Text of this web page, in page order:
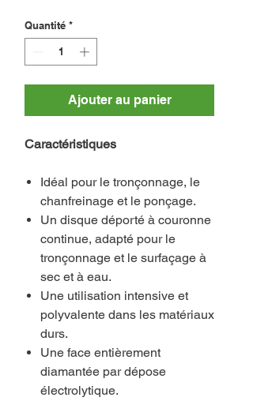
Quantité *
Ajouter au panier
Caractéristiques
Idéal pour le tronçonnage, le
chanfreinage et le ponçage.
Un disque déporté à couronne
continue, adapté pour le
tronçonnage et le surfaçage à
sec et à eau.
Une utilisation intensive et
polyvalente dans les matériaux
durs.
Une face entièrement
diamantée par dépose
électrolytique.